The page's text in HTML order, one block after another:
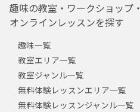
趣味の教室・ワークショップ・
オンラインレッスンを探す
趣味一覧
教室エリア一覧
教室ジャンル一覧
無料体験レッスンエリア一覧
無料体験レッスンジャンル一覧